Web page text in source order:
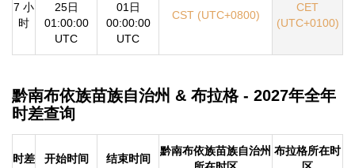
7 小
时
25日
01:00:00
UTC
01日
00:00:00
UTC
CST (UTC+0800)
CET
(UTC+0100)
黔南布依族苗族自治州 & 布拉格 - 2027年全年
时差查询
时差 开始时间 结束时间
黔南布依族苗族自治州 布拉格所在时